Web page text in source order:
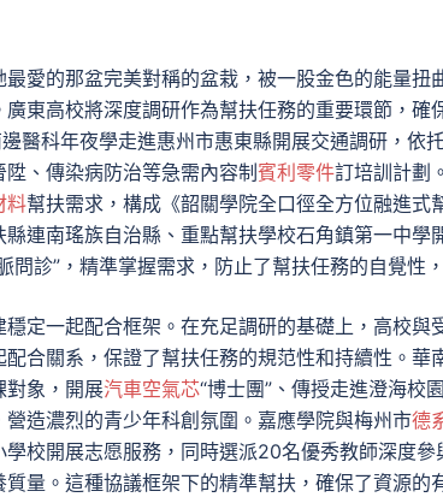
最愛的那盆完美對稱的盆栽，被一股金色的能量
廣東高校將深度調研作為幫扶任務的重要環節，
邊醫科年夜學走進惠州市惠東縣開展交通調研，依
、傳染病防治等急需內容制 賓利零件訂培訓計劃
料幫扶需求，構成《韶關學院全口徑全方位融進式
縣連南瑤族自治縣、重點幫扶學校石角鎮第一中
問診”，精準掌握需求，防止了幫扶任務的自覺性
穩定一起配合框架。在充足調研的基礎上，高校與
配合關系，保證了幫扶任務的規范性和持續性。
對象，開展汽車空氣芯“博士團”、傳授走進澄海校
營造濃烈的青少年科創氛圍。嘉應學院與梅州市德
學校開展志愿服務，同時選派20名優秀教師深度
量。這種協議框架下的精準幫扶，確保了資源的